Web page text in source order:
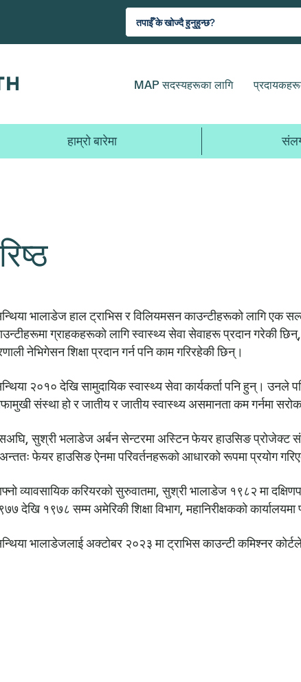
MAP सदस्यहरूका लागि
हाम्रो बारेमा
भालाडेज हाल ट्राभिस र विलियमसन काउन्टीहरूको लागि
ग्राहकहरूको लागि स्वास्थ्य सेवा सेवाहरू प्रदान गरेकी
नेभिगेसन शिक्षा प्रदान गर्न पनि काम गरिरहेकी छिन्।
२०१० देखि सामुदायिक स्वास्थ्य सेवा कार्यकर्ता पनि हुन्।
संस्था हो र जातीय र जातीय स्वास्थ्य असमानता कम गर्नमा
सुश्री भलाडेज अर्बन सेन्टरमा अस्टिन फेयर हाउसिङ प्रोजेक्ट
फेयर हाउसिङ ऐनमा परिवर्तनहरूको आधारको रूपमा प्रयोग
व्यावसायिक करियरको सुरुवातमा, सुश्री भालाडेज १९८२ मा
देखि १९७८ सम्म अमेरिकी शिक्षा विभाग, महानिरीक्षकको
भालाडेजलाई अक्टोबर २०२३ मा ट्राभिस काउन्टी कमिश्नर